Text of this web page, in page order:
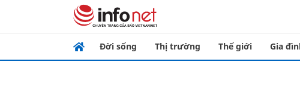
Đời sống Thị trường Thế giới Gia